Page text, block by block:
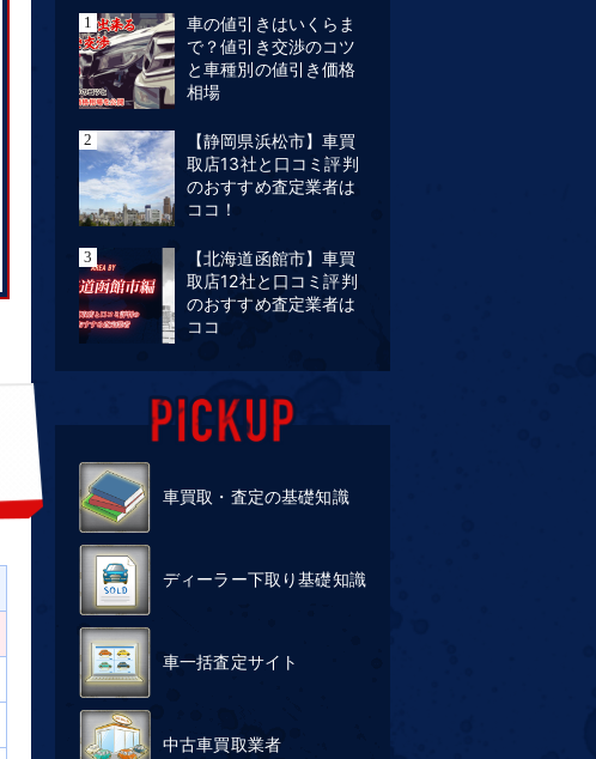
車の値引きはいくらま
で？値引き交渉のコツ
と車種別の値引き価格
相場
【静岡県浜松市】車買
取店13社と口コミ評判
のおすすめ査定業者は
ココ！
【北海道函館市】車買
取店12社と口コミ評判
のおすすめ査定業者は
ココ
車買取・査定の基礎知識
ディーラー下取り基礎知識
車一括査定サイト
中古車買取業者